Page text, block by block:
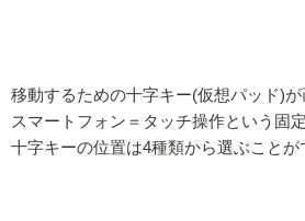
移動するための十字キー(仮想パッド)
スマートフォン＝タッチ操作という固
十字キーの位置は4種類から選ぶこと